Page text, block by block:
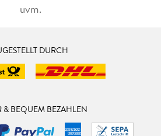
uvm.
DURCH
& BEQUEM BEZAHLEN